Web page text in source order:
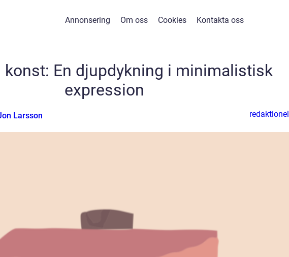
Annonsering Om oss Cookies Kontakta oss
konst: En djupdykning i minimalistisk
expression
Larsson redaktionel